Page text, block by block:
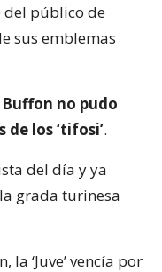
del público de
sus emblemas
Buffon no pudo
los ‘tifosi’.
del día y ya
grada turinesa
‘Juve’ vencía por